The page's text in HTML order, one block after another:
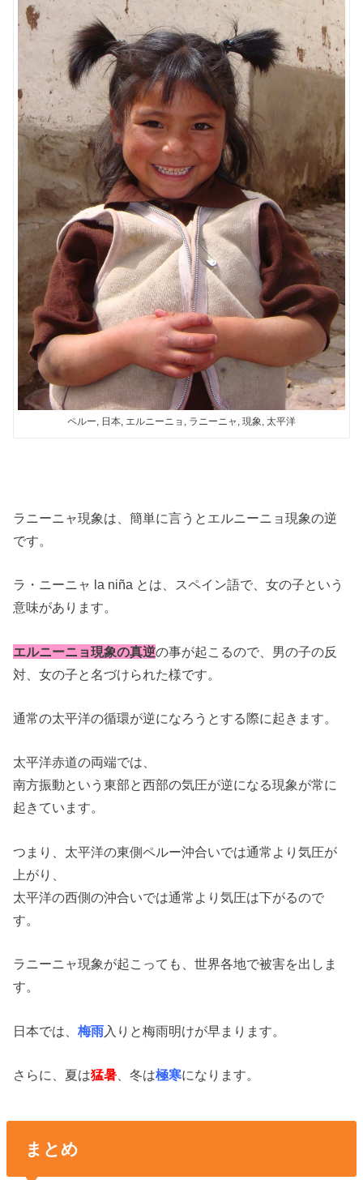
ペルー, 日本, エルニーニョ, ラニーニャ, 現象, 太平洋
ラニーニャ現象は、簡単に言うとエルニーニョ現象の逆
です。
ラ・ニーニャ la niña とは、スペイン語で、女の子という
意味があります。
エルニーニョ現象の真逆の事が起こるので、男の子の反
対、女の子と名づけられた様です。
通常の太平洋の循環が逆になろうとする際に起きます。
太平洋赤道の両端では、
南方振動という東部と西部の気圧が逆になる現象が常に
起きています。
つまり、太平洋の東側ペルー沖合いでは通常より気圧が
上がり、
太平洋の西側の沖合いでは通常より気圧は下がるので
す。
ラニーニャ現象が起こっても、世界各地で被害を出しま
す。
日本では、梅雨 入りと梅雨明けが早まります。
さらに、夏は猛暑 、冬は極寒になります。
まとめ